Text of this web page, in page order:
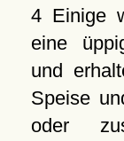
4 Einige
eine
und
Speise
oder